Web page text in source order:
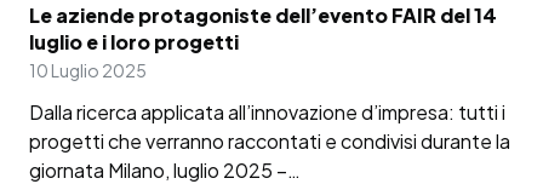
Le aziende protagoniste dell’evento FAIR del 14
luglio e i loro progetti
10 Luglio 2025
Dalla ricerca applicata all’innovazione d’impresa: tutti i
progetti che verranno raccontati e condivisi durante la
giornata Milano, luglio 2025 –…